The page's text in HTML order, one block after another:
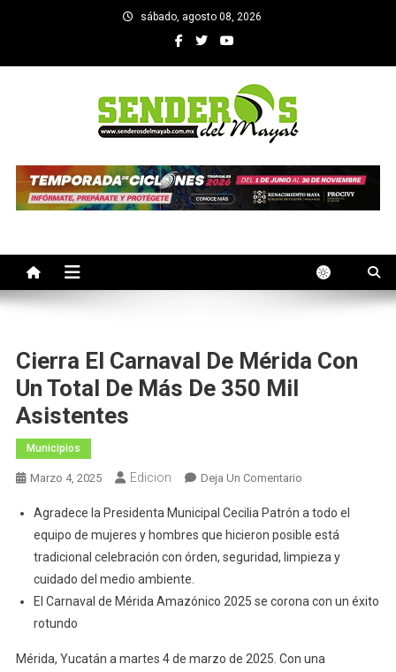
sábado, agosto 08, 2026
SENDEROS DEL MAYAB
Cierra El Carnaval De Mérida Con
Un Total De Más De 350 Mil
Asistentes
Municipios
Marzo 4, 2025 Edicion Deja Un ComentarioEn
El
Carnaval
De
Con
De
Agradece la Presidenta Municipal Cecilia Patrón a todo el
equipo de mujeres y hombres que hicieron posible está
tradicional celebración con órden, seguridad, limpieza y
cuidado del medio ambiente.
El Carnaval de Mérida Amazónico 2025 se corona con un éxito
rotundo
Mérida, Yucatán a martes 4 de marzo de 2025. Con una